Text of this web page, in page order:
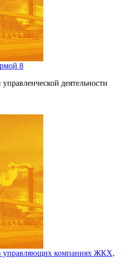
8
деятельности
управляющих компаниях ЖКХ,